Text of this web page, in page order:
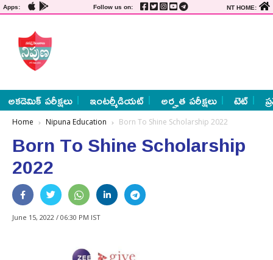
Apps: Follow us on: NT HOME:
అకడెమిక్ పరీక్షలు ఇంటర్మీడియట్ అర్హత పరీక్షలు టెట్
Home Nipuna Education Born To Shine Scholarship 2022
Born To Shine Scholarship
2022
June 15, 2022 / 06:30 PM IST